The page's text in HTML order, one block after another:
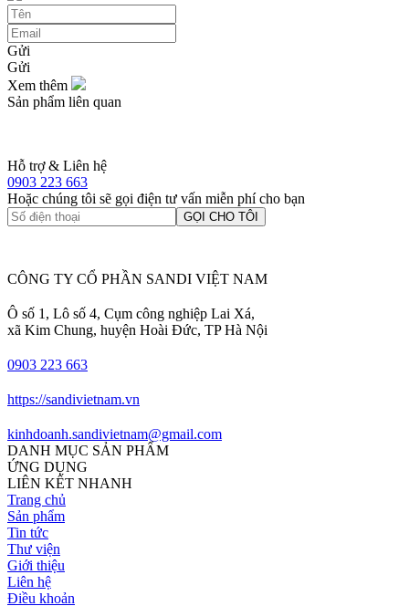
Gửi
Gửi
Xem thêm
Sản phẩm liên quan
Hỗ trợ & Liên hệ
0903 223 663
Hoặc chúng tôi sẽ gọi điện tư vấn miễn phí cho bạn
GỌI CHO TÔI
CÔNG TY CỔ PHẦN SANDI VIỆT NAM
Ô số 1, Lô số 4, Cụm công nghiệp Lai Xá,
xã Kim Chung, huyện Hoài Đức, TP Hà Nội
0903 223 663
https://sandivietnam.vn
kinhdoanh.sandivietnam@gmail.com
DANH MỤC SẢN PHẨM
ỨNG DỤNG
LIÊN KẾT NHANH
Trang chủ
Sản phẩm
Tin tức
Thư viện
Giới thiệu
Liên hệ
Điều khoản